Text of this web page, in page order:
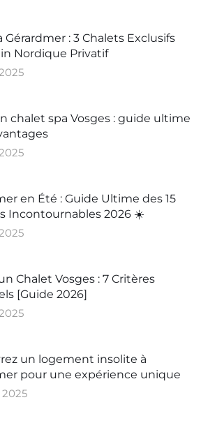
Gérardmer : 3 Chalets Exclusifs
Nordique Privatif
chalet spa Vosges : guide ultime
en Été : Guide Ultime des 15
Incontournables 2026 ☀️
Chalet Vosges : 7 Critères
[Guide 2026]
un logement insolite à
pour une expérience unique
2025